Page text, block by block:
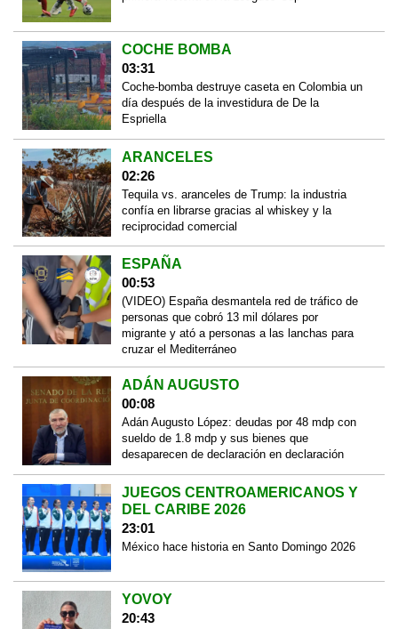
COCHE BOMBA
03:31
Coche-bomba destruye caseta en Colombia un
día después de la investidura de De la
Espriella
ARANCELES
02:26
Tequila vs. aranceles de Trump: la industria
confía en librarse gracias al whiskey y la
reciprocidad comercial
ESPAÑA
00:53
(VIDEO) España desmantela red de tráfico de
personas que cobró 13 mil dólares por
migrante y ató a personas a las lanchas para
cruzar el Mediterráneo
ADÁN AUGUSTO
00:08
Adán Augusto López: deudas por 48 mdp con
sueldo de 1.8 mdp y sus bienes que
desaparecen de declaración en declaración
JUEGOS CENTROAMERICANOS Y
DEL CARIBE 2026
23:01
México hace historia en Santo Domingo 2026
YOVOY
20:43